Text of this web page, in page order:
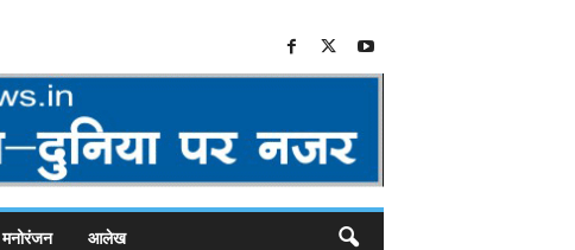
मनोरंजन आलेख